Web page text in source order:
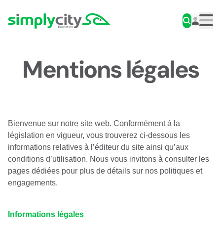
Simplycity
Mentions légales
Bienvenue sur notre site web. Conformément à la
législation en vigueur, vous trouverez ci-dessous les
informations relatives à l’éditeur du site ainsi qu’aux
conditions d’utilisation. Nous vous invitons à consulter les
pages dédiées pour plus de détails sur nos politiques et
engagements.
Informations légales